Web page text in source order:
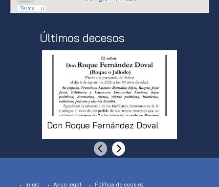
Últimos decesos
Don Roque Fernández Doval
AnteriorSiguiente
Inicio Aviso legal Política de cookies